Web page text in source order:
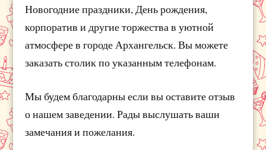
Новогодние праздники, День рождения,
корпоратив и другие торжества в уютной
атмосфере в городе Архангельск. Вы можете
заказать столик по указанным телефонам.
Мы будем благодарны если вы оставите отзыв
о нашем заведении. Рады выслушать ваши
замечания и пожелания.